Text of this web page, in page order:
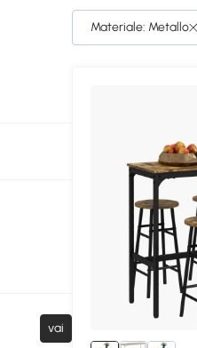
Materiale: Metallo
vai